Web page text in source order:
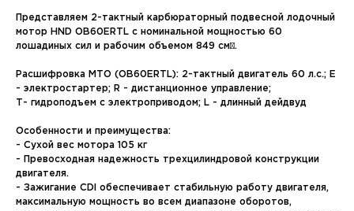
Представляем 2-тактный карбюраторный подвесной лодочный
мотор HND OB60ERTL с номинальной мощностью 60
лошадиных сил и рабочим объемом 849 см³.
Расшифровка МТО (OB60ERTL): 2-тактный двигатель 60 л.с.; E
- электростартер; R - дистанционное управление;
Т- гидроподъем с электроприводом; L - длинный дейдвуд
Особенности и преимущества:
- Сухой вес мотора 105 кг
- Превосходная надежность трехцилиндровой конструкции
двигателя.
- Зажигание CDI обеспечивает стабильную работу двигателя,
максимальную мощность во всем диапазоне оборотов,